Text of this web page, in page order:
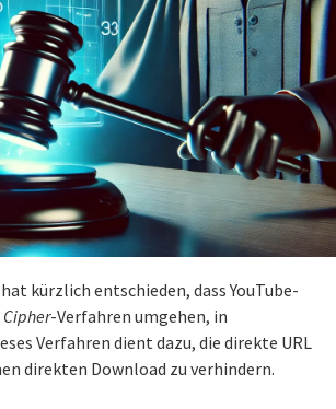
kürzlich entschieden, dass YouTube-
-Verfahren umgehen, in
Verfahren dient dazu, die direkte URL
direkten Download zu verhindern.